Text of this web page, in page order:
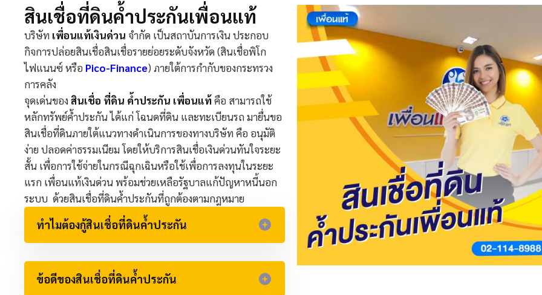
สินเชื่อที่ดินค้ำประกันเพื่อนแท้​
บริษัท เพื่อนแท้เงินด่วน จำกัด เป็นสถาบันการเงิน ประกอบ
กิจการปล่อยสินเชื่อสินเชื่อรายย่อยระดับจังหวัด (สินเชื่อพิโก
ไฟแนนซ์ หรือ Pico-Finance) ภายใต้การกำกับของกระทรวง
การคลัง
จุดเด่นของ สินเชื่อ ที่ดิน ค้ำประกัน เพื่อนแท้คือ สามารถใช้
หลักทรัพย์ค้ำประกัน ได้แก่ โฉนดที่ดิน และทะเบียนรถ มายื่นขอ
สินเชื่อที่ดินภายใต้แนวทางดำเนินการของทางบริษัท คือ อนุมัติ
ง่าย ปลอดค่าธรรมเนียม โดยให้บริการสินเชื่อเงินด่วนทันใจระยะ
สั้น เพื่อการใช้จ่ายในกรณีฉุกเฉินหรือใช้เพื่อการลงทุนในระยะ
แรก เพื่อนแท้เงินด่วน พร้อมช่วยเหลือรัฐบาลแก้ปัญหาหนี้นอก
ระบบ ด้วยสินเชื่อที่ดินค้ำประกันที่ถูกต้องตามกฎหมาย
ทำไมต้องกู้สินเชื่อที่ดินค้ำประกัน​
ข้อดีของสินเชื่อที่ดินค้ำประกัน​